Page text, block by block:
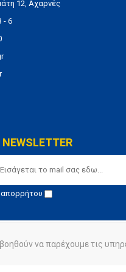
12, Αχαρνές
- 6
απορρήτου
Χρήσης Πολιτική
να παρέχουμε τις